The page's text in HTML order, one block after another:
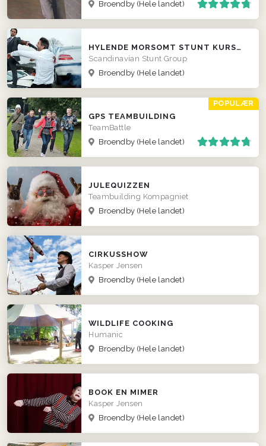
Broendby (Hele landet)
HYLENDE MORSOMT STUNT KURSUS TIL FIRMAER
Scandinavian Stunt Group
Broendby (Hele landet)
POPULÆR
GPS TEAMBUILDING
TeamBattle
Broendby (Hele landet)
JULEQUIZZEN
Teambuilding Kompagniet
Broendby (Hele landet)
CIRKUSSHOW
Kasper Jensen
Broendby (Hele landet)
WILDLIFE COOKING
Humanic
Broendby (Hele landet)
BOOK EN MIMER
Kasper Jensen
Broendby (Hele landet)